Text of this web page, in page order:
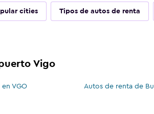
cities Tipos de autos de renta
Vigo
VGO
Autos de renta de